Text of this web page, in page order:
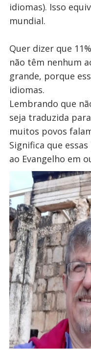
idiomas). Isso
mundial.
Quer dizer que
não têm nenhum
grande, porque
idiomas.
Lembrando que
seja traduzida
muitos povos
Significa que
ao Evangelho em